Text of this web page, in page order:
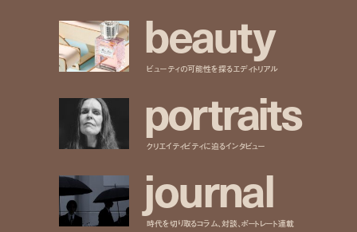
beauty
ビューティの可能性を探るエディトリアル
portraits
クリエイティビティに迫るインタビュー
journal
時代を切り取るコラム、対談、ポートレート連載